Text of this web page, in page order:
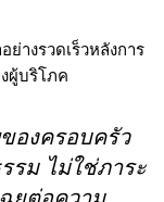
างรวดเร็วหลังการ
ผู้บริโภค
องครอบครัว
รม ไม่ใช่ภาระ